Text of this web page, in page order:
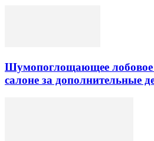
Шумопоглощающее лобовое
салоне за дополнительные